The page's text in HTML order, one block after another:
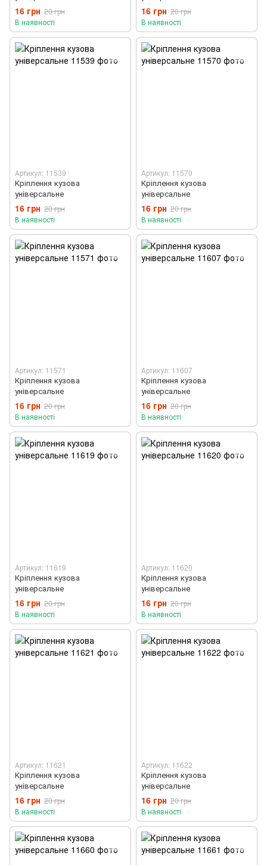
16 грн 20 грн
В наявності
16 грн 20 грн
В наявності
Артикул: 11539
Кріплення кузова
універсальне
16 грн 20 грн
В наявності
Артикул: 11570
Кріплення кузова
універсальне
16 грн 20 грн
В наявності
Артикул: 11571
Кріплення кузова
універсальне
16 грн 20 грн
В наявності
Артикул: 11607
Кріплення кузова
універсальне
16 грн 20 грн
В наявності
Артикул: 11619
Кріплення кузова
універсальне
16 грн 20 грн
В наявності
Артикул: 11620
Кріплення кузова
універсальне
16 грн 20 грн
В наявності
Артикул: 11621
Кріплення кузова
універсальне
16 грн 20 грн
В наявності
Артикул: 11622
Кріплення кузова
універсальне
16 грн 20 грн
В наявності